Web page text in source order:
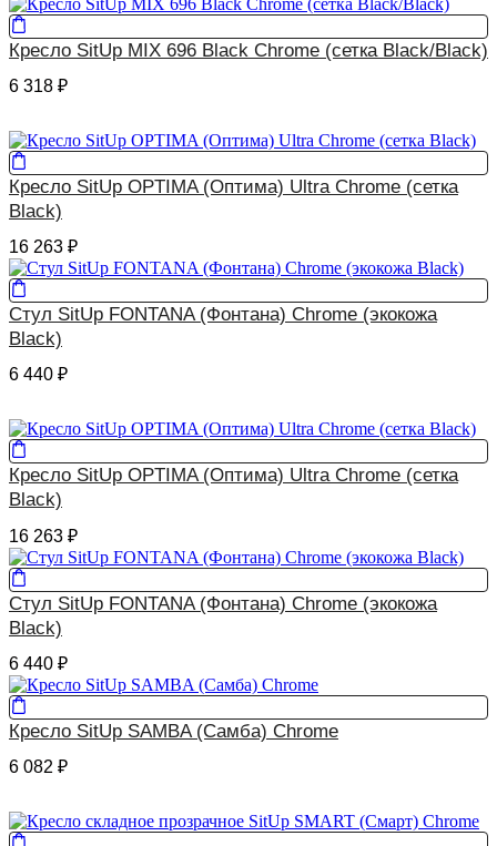
Кресло SitUp MIX 696 Black Chrome (сетка Black/Black)
6 318 ₽
Кресло SitUp OPTIMA (Оптима) Ultra Chrome (сетка
Black)
16 263 ₽
Стул SitUp FONTANA (Фонтана) Chrome (экокожа
Black)
6 440 ₽
Кресло SitUp OPTIMA (Оптима) Ultra Chrome (сетка
Black)
16 263 ₽
Стул SitUp FONTANA (Фонтана) Chrome (экокожа
Black)
6 440 ₽
Кресло SitUp SAMBA (Самба) Chrome
6 082 ₽